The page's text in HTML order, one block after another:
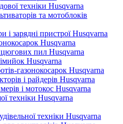
техніки Husqvarna
та мотоблоків
і зарядні пристрої Husqvarna
Husqvarna
пил Husqvarna
Husqvarna
газонокосарок Husqvarna
і райдерів Husqvarna
і мотокос Husqvarna
техніки Husqvarna
техніки Husqvarna